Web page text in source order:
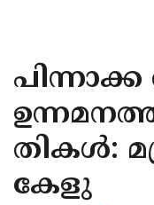
KANNUR
KASARAGOD
തികൾ:
കേളു